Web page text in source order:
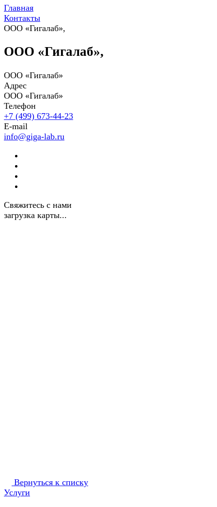
Главная
Контакты
ООО «Гигалаб»,
ООО «Гигалаб»,
ООО «Гигалаб»
Адрес
ООО «Гигалаб»
Телефон
+7 (499) 673-44-23
E-mail
info@giga-lab.ru
Свяжитесь с нами
загрузка карты...
Вернуться к списку
Услуги